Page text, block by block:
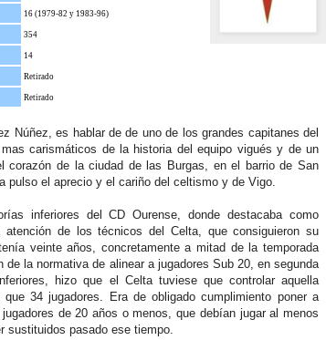
16 (1979-82 y 1983-96)
354
14
Retirado
Retirado
Núñez, es hablar de de uno de los grandes capitanes del
carismáticos de la historia del equipo vigués y de un
corazón de la ciudad de las Burgas, en el barrio de San
pulso el aprecio y el cariño del celtismo y de Vigo.
inferiores del CD Ourense, donde destacaba como
atención de los técnicos del Celta, que consiguieron su
veinte años, concretamente a mitad de la temporada
de la normativa de alinear a jugadores Sub 20, en segunda
hizo que el Celta tuviese que controlar aquella
que 34 jugadores. Era de obligado cumplimiento poner a
de 20 años o menos, que debían jugar al menos
sustituidos pasado ese tiempo.